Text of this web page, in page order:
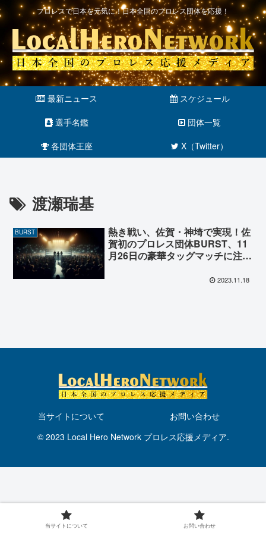
プロレスで日本を元気に！日本全国のプロレス団体を応援！
最新ニュース
スケジュール
選手名鑑
団体一覧
各団体王座
X（Twitter）
渡瀬瑞基
BURST
熱き戦い、佐賀・神埼で実現！佐
賀初のプロレス団体BURST、11
月26日の豪華タッグマッチに注
2023.11.18
当サイトについて
お問い合わせ
© 2023 Local Hero Network プロレス応援メディア.
当サイトについて お問い合わせ